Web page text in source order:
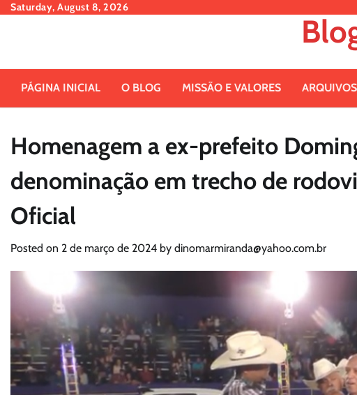
SkipSaturday, August 8, 2026
PÁGINA INICIAL O BLOG MISSÃO E VALORES ARQUIVOS
Homenagem a ex-prefeito
denominação em trecho de
Oficial
Posted on 2 de março de 2024 by dinomarmiranda@yahoo.com.br